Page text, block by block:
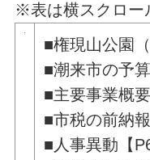
※表は横スクロー
■権現山公園
■潮来市の予
■主要事業概
■市税の前納
■人事異動【P6